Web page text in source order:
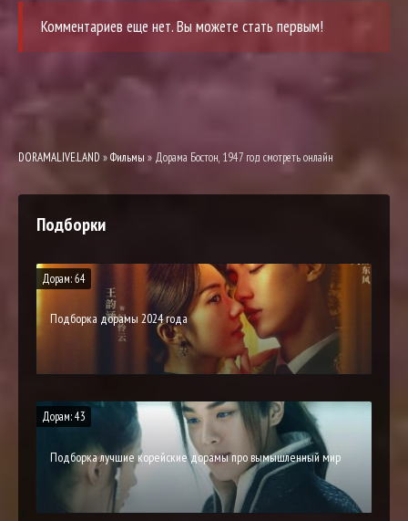
Комментариев еще нет. Вы можете стать первым!
DORAMALIVE.LAND »Фильмы » Дорама Бостон, 1947 год смотреть онлайн
Подборки
Дорам: 64
Подборка дорамы 2024 года
Дорам: 43
Подборка лучшие корейские дорамы про вымышленный мир